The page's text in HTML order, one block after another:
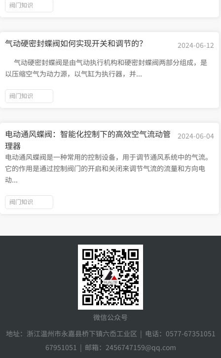
阀门知识
气动硬密封蝶阀如何实现开关和调节的？
2024-06-12
气动硬密封蝶阀是由气动执行机构和硬密封蝶阀两部分组成，是
以压缩空气为动力源，以气缸为执行器，并...
阀门知识
电动通风蝶阀：智能化控制下的高效空气流动管
理器
2024-06-04
电动通风蝶阀是一种常用的控制设备，用于调节通风系统中的气流。
它的作用是通过控制阀门的开启和关闭来调节气流的流量和方向电
动...
阀门知识
微信公众号
地址：浙江温州市永嘉县桥下镇六岙工业区 | 电话：0577-67351051
67951051 | 邮箱：2456747159@qq.com